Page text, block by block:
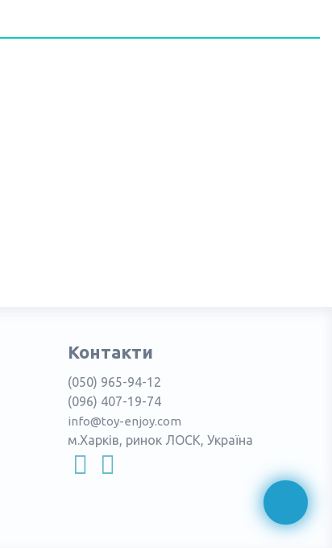
Контакти
(050) 965-94-12
(096) 407-19-74
info@toy-enjoy.com
м.Харків, ринок ЛОСК, Україна